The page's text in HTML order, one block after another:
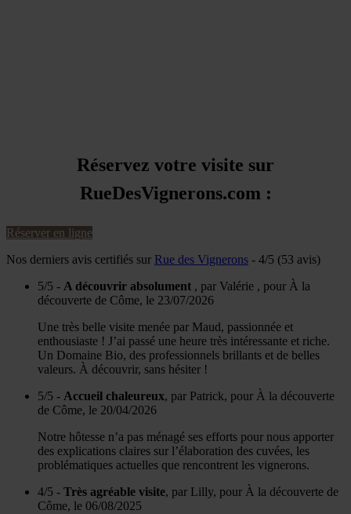
Réservez votre visite sur
RueDesVignerons.com :
Réserver en ligne
Nos derniers avis certifiés sur Rue des Vignerons - 4/5 (53 avis)
5/5 - A découvrir absolument , par Valérie , pour À la
découverte de Côme, le 23/07/2026
Une très belle visite menée par Maud, passionnée et
enthousiaste ! J’ai passé une heure très intéressante et riche.
Un Domaine Bio, des professionnels brillants et de belles
valeurs. À découvrir, sans hésiter !
5/5 - Accueil chaleureux, par Patrick, pour À la découverte
de Côme, le 20/04/2026
Notre hôtesse n’a pas ménagé ses efforts pour nous apporter
des explications claires sur l’élaboration des cuvées, les
problématiques actuelles que rencontrent les vignerons.
4/5 - Très agréable visite, par Lilly, pour À la découverte de
Côme, le 06/08/2025